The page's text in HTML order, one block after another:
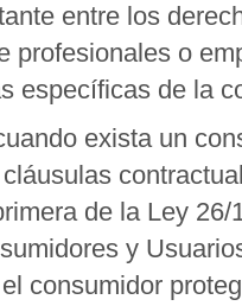
entre los
profesionales o
específicas de la
exista un
de la Ley
y
consumidor